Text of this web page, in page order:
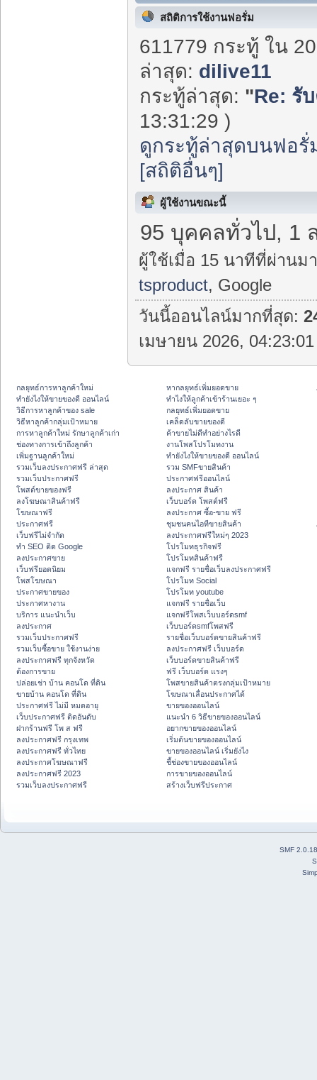
สถิติการใช้งานฟอรั่ม
611779 กระทู้ ใน
ล่าสุด: dilive11
กระทู้ล่าสุด: "Re: รั
13:31:29 )
ดูกระทู้ล่าสุดบนฟอรั่
[สถิติอื่นๆ]
ผู้ใช้งานขณะนี้
95 บุคคลทั่วไป, 1
ผู้ใช้เมื่อ 15 นาทีที่ผ่านม
tsproduct, Google
วันนี้ออนไลน์มากที่สุด:
เมษายน 2026,
กลยุทธ์การหาลูกค้าใหม่
ทํายังไงให้ขายของดี ออนไลน์
วิธีการหาลูกค้าของ sale
วิธีหาลูกค้ากลุ่มเป้าหมาย
การหาลูกค้าใหม่ รักษาลูกค้าเก่า
ช่องทางการเข้าถึงลูกค้า
เพิ่มฐานลูกค้าใหม่
รวมเว็บลงประกาศฟรี ล่าสุด
รวมเว็บประกาศฟรี
โพสต์ขายของฟรี
ลงโฆษณาสินค้าฟรี
โฆษณาฟรี
ประกาศฟรี
เว็บฟรีไม่จำกัด
ทำ SEO ติด Google
ลงประกาศขาย
เว็บฟรียอดนิยม
โพสโฆษณา
ประกาศขายของ
ประกาศหางาน
บริการ แนะนำเว็บ
ลงประกาศ
รวมเว็บประกาศฟรี
รวมเว็บซื้อขาย ใช้งานง่าย
ลงประกาศฟรี ทุกจังหวัด
ต้องการขาย
ปล่อยเช่า บ้าน คอนโด ที่ดิน
ขายบ้าน คอนโด ที่ดิน
ประกาศฟรี ไม่มี หมดอายุ
เว็บประกาศฟรี ติดอันดับ
ฝากร้านฟรี โพ ส ฟรี
ลงประกาศฟรี กรุงเทพ
ลงประกาศฟรี ทั่วไทย
ลงประกาศโฆษณาฟรี
ลงประกาศฟรี 2023
รวมเว็บลงประกาศฟรี
หากลยุทธ์เพิ่มยอดขาย
ทําไงให้ลูกค้าเข้าร้านเยอะ ๆ
กลยุทธ์เพิ่มยอดขาย
เคล็ดลับขายของดี
ค้าขายไม่ดีทำอย่างไรดี
งานโพสโปรโมทงาน
ทํายังไงให้ขายของดี ออนไลน์
รวม SMFขายสินค้า
ประกาศฟรีออนไลน์
ลงประกาศ สินค้า
เว็บบอร์ด โพสต์ฟรี
ลงประกาศ ซื้อ-ขาย ฟรี
ชุมชนคนไอทีขายสินค้า
ลงประกาศฟรีใหม่ๆ 2023
โปรโมทธุรกิจฟรี
โปรโมทสินค้าฟรี
แจกฟรี รายชื่อเว็บลงประกาศฟรี
โปรโมท Social
โปรโมท youtube
แจกฟรี รายชื่อเว็บ
แจกฟรีโพสเว็บบอร์ดsmf
เว็บบอร์ดsmfโพสฟรี
รายชื่อเว็บบอร์ดขายสินค้าฟรี
ลงประกาศฟรี เว็บบอร์ด
เว็บบอร์ดขายสินค้าฟรี
ฟรี เว็บบอร์ด แรงๆ
โพสขายสินค้าตรงกลุ่มเป้าหมาย
โฆษณาเลื่อนประกาศได้
ขายของออนไลน์
แนะนำ 6 วิธีขายของออนไลน์
อยากขายของออนไลน์
เริ่มต้นขายของออนไลน์
ขายของออนไลน์ เริ่มยังไง
ชี้ช่องขายของออนไลน์
การขายของออนไลน์
สร้างเว็บฟรีประกาศ
SMF 2.0.18